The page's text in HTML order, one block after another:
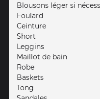
Blousons léger si
Foulard
Ceinture
Short
Leggins
Maillot de bain
Robe
Baskets
Tong